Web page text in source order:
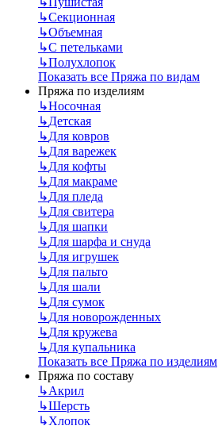
↳Секционная
↳Объемная
↳С петельками
↳Полухлопок
Показать все Пряжа по видам
Пряжа по изделиям
↳Носочная
↳Детская
↳Для ковров
↳Для варежек
↳Для кофты
↳Для макраме
↳Для пледа
↳Для свитера
↳Для шапки
↳Для шарфа и снуда
↳Для игрушек
↳Для пальто
↳Для шали
↳Для сумок
↳Для новорожденных
↳Для кружева
↳Для купальника
Показать все Пряжа по изделиям
Пряжа по составу
↳Акрил
↳Шерсть
↳Хлопок